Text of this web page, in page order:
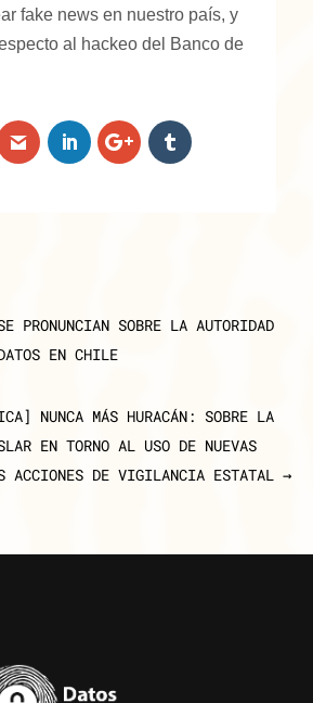
fake news en nuestro país, y
al hackeo del Banco de
PRONUNCIAN SOBRE LA AUTORIDAD
EN CHILE
NUNCA MÁS HURACÁN: SOBRE LA
EN TORNO AL USO DE NUEVAS
ACCIONES DE VIGILANCIA ESTATAL
→